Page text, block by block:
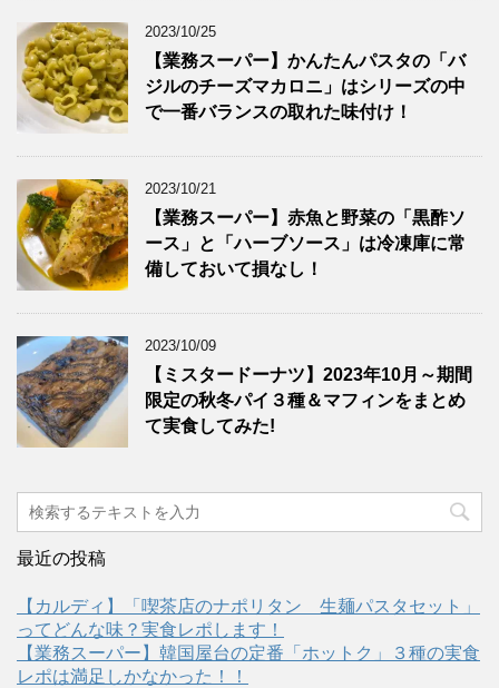
2023/10/25
【業務スーパー】かんたんパスタの「バ
ジルのチーズマカロニ」はシリーズの中
で一番バランスの取れた味付け！
2023/10/21
【業務スーパー】赤魚と野菜の「黒酢ソ
ース」と「ハーブソース」は冷凍庫に常
備しておいて損なし！
2023/10/09
【ミスタードーナツ】2023年10月～期間
限定の秋冬パイ３種＆マフィンをまとめ
て実食してみた!
最近の投稿
【カルディ】「喫茶店のナポリタン 生麺パスタセット」
ってどんな味？実食レポします！
【業務スーパー】韓国屋台の定番「ホットク」３種の実食
レポは満足しかなかった！！